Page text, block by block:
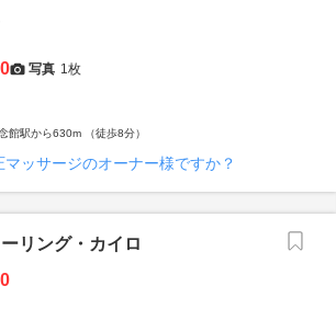
写真 1枚
館駅から630m （徒歩8分）
マッサージのオーナー様ですか？
リング・カイロ